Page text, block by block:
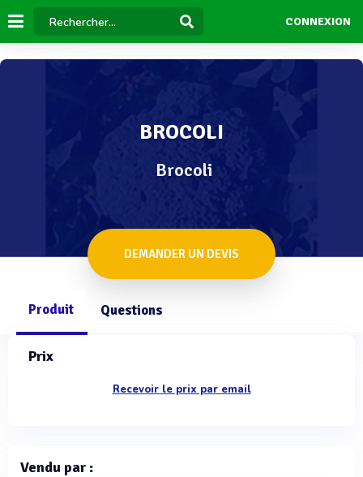
CONNEXION
BROCOLI
Brocoli
DEMANDER UN DEVIS
Produit Questions
Prix
Recevoir le prix par email
Vendu par :